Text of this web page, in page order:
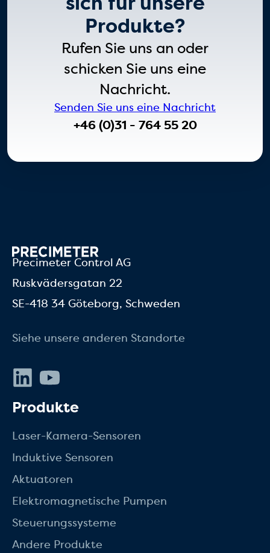
Produkte?
Rufen Sie uns an oder
schicken Sie uns eine
Nachricht.
Senden Sie uns eine Nachricht
+46 (0)31 - 764 55 20
Precimeter Control AG
Ruskvädersgatan 22
SE-418 34 Göteborg, Schweden
Siehe unsere anderen Standorte
LinkedIn
Produkte
Laser-Kamera-Sensoren
Induktive Sensoren
Aktuatoren
Elektromagnetische Pumpen
Steuerungssysteme
Andere Produkte